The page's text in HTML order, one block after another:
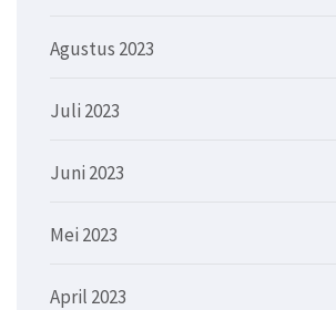
Agustus 2023
Juli 2023
Juni 2023
Mei 2023
April 2023